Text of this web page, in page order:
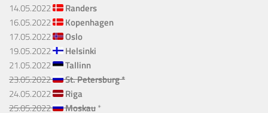
14.05.2022
Randers
16.05.2022
Kopenhagen
17.05.2022
Oslo
19.05.2022
Helsinki
21.05.2022
Tallinn
23.05.2022
St. Petersburg *
24.05.2022
Riga
25.05.2022
Moskau*